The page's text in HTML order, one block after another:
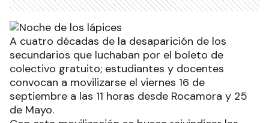
A cuatro décadas de la desaparición de los
secundarios que luchaban por el boleto de
colectivo gratuito; estudiantes y docentes
convocan a movilizarse el viernes 16 de
septiembre a las 11 horas desde Rocamora y 25
de Mayo.